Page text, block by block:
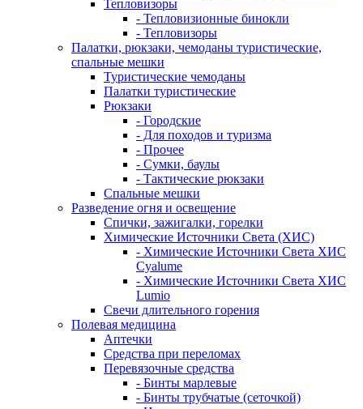
Тепловизоры
- Тепловизионные бинокли
- Тепловизоры
Палатки, рюкзаки, чемоданы туристические,
спальные мешки
Туристические чемоданы
Палатки туристические
Рюкзаки
- Городские
- Для походов и туризма
- Прочее
- Сумки, баулы
- Тактические рюкзаки
Спальные мешки
Разведение огня и освещение
Спички, зажигалки, горелки
Химические Источники Света (ХИС)
- Химические Источники Света ХИС
Cyalume
- Химические Источники Света ХИС
Lumio
Свечи длительного горения
Полевая медицина
Аптечки
Средства при переломах
Перевязочные средства
- Бинты марлевые
- Бинты трубчатые (сеточкой)